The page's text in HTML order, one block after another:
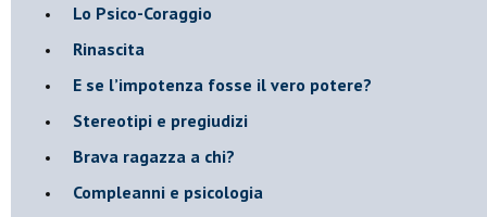
​Lo Psico-Coraggio
Rinascita
​E se l’impotenza fosse il vero potere?
Stereotipi e pregiudizi
​Brava ragazza a chi?
​Compleanni e psicologia